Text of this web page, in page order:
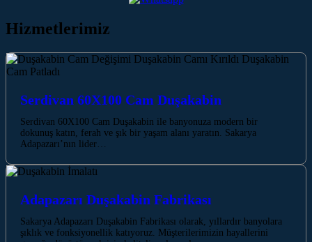
Hizmetlerimiz
Serdivan 60X100 Cam Duşakabin
Serdivan 60X100 Cam Duşakabin ile banyonuza modern bir
dokunuş katın, ferah ve şık bir yaşam alanı yaratın. Sakarya
Adapazarı’nın lider…
Adapazarı Duşakabin Fabrikası
Sakarya Adapazarı Duşakabin Fabrikası olarak, yıllardır banyolara
şıklık ve fonksiyonellik katıyoruz. Müşterilerimizin hayallerini